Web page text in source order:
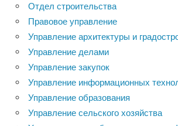
Отдел строительства
Правовое управление
Управление архитектуры и
Управление делами
Управление закупок
Управление информационных
Управление образования
Управление сельского хозяйства